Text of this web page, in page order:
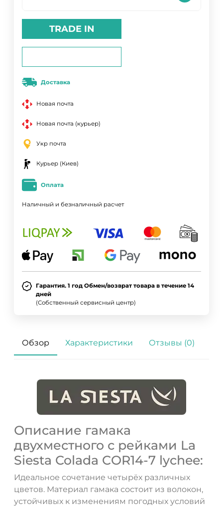
TRADE IN
Доставка
Новая почта
Новая почта (курьер)
Укр почта
Курьер (Киев)
Оплата
Наличный и безналичный расчет
Гарантия. 1 год Обмен/возврат товара в течение 14
дней
(Собственный сервисный центр)
Обзор Характеристики Отзывы (0)
Описание гамака
двухместного с рейками La
Siesta Colada COR14-7 lychee:
Идеальное сочетание четырёх различных
цветов. Материал гамака состоит из волокон,
устойчивых к изменениям погодных условий